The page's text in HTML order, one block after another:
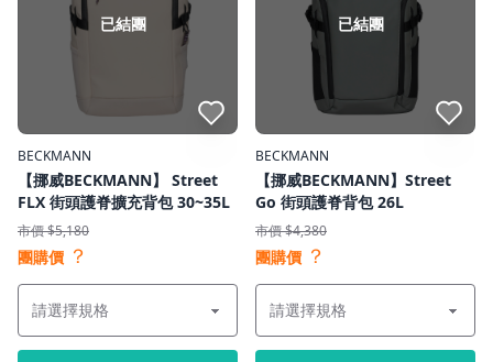
已結團
點我收藏
BECKMANN
【挪威BECKMANN】 Street
FLX 街頭護脊擴充背包 30~35L
市價 $5,180
團購價 ？
已結團
點我收藏
BECKMANN
【挪威BECKMANN】Street
Go 街頭護脊背包 26L
市價 $4,380
團購價 ？